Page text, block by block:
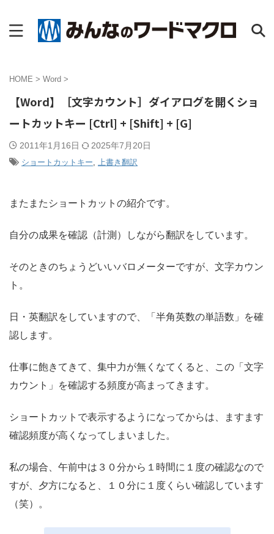
HOME > Word >
【Word】［文字カウント］ダイアログを開くショ
ートカットキー [Ctrl] + [Shift] + [G]
2011年1月16日 2025年7月20日
ショートカットキー, 上書き翻訳
またまたショートカットの紹介です。
自分の成果を確認（計測）しながら翻訳をしています。
そのときのちょうどいいバロメーターですが、文字カウン
ト。
日・英翻訳をしていますので、「半角英数の単語数」を確
認します。
仕事に飽きてきて、集中力が無くなてくると、この「文字
カウント」を確認する頻度が高まってきます。
ショートカットで表示するようになってからは、ますます
確認頻度が高くなってしまいました。
私の場合、午前中は３０分から１時間に１度の確認なので
すが、夕方になると、１０分に１度くらい確認しています
（笑）。